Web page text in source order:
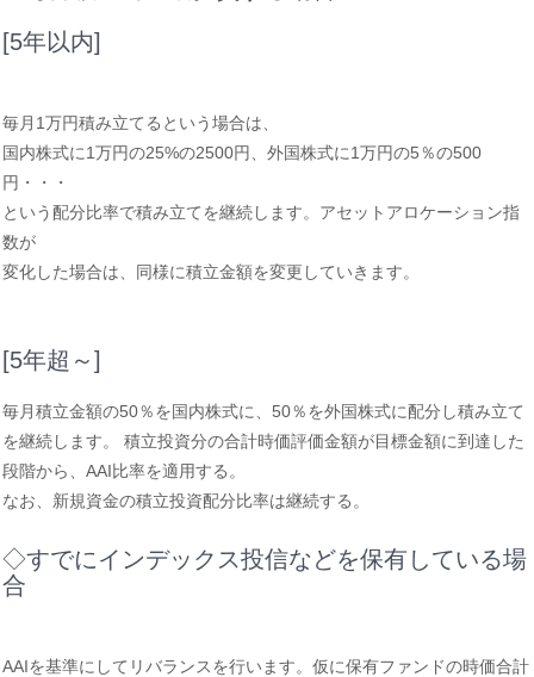
[5年以内]
毎月1万円積み立てるという場合は、
国内株式に1万円の25%の2500円、外国株式に1万円の5％の500
円・・・
という配分比率で積み立てを継続します。アセットアロケーション指
数が
変化した場合は、同様に積立金額を変更していきます。
[5年超～]
毎月積立金額の50％を国内株式に、50％を外国株式に配分し積み立て
を継続します。 積立投資分の合計時価評価金額が目標金額に到達した
段階から、AAI比率を適用する。
なお、新規資金の積立投資配分比率は継続する。
◇すでにインデックス投信などを保有している場
合
AAIを基準にしてリバランスを行います。仮に保有ファンドの時価合計